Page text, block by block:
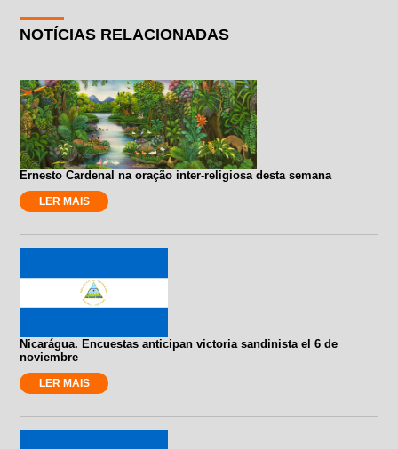
NOTÍCIAS RELACIONADAS
Ernesto Cardenal na oração inter-religiosa desta semana
LER MAIS
Nicarágua. Encuestas anticipan victoria sandinista el 6 de
noviembre
LER MAIS